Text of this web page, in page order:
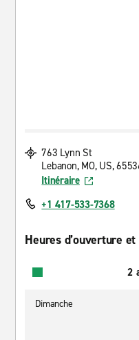
763 Lynn St
Lebanon, MO, US,
Itinéraire
+1 417-533-7368
Heures d’ouverture
2
Dimanche